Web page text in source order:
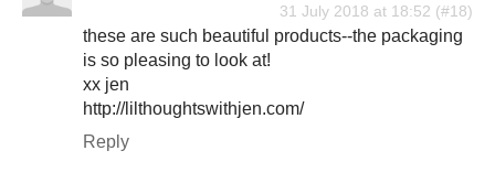
31 July 2018 at 18:52
these are such beautiful products--the packaging
is so pleasing to look at!
xx jen
http://lilthoughtswithjen.com/
Reply